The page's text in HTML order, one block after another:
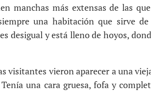
manchas más extensas de las
una habitación que sirve
desigual y está lleno de hoyos,
visitantes vieron aparecer a una
una cara gruesa, fofa y